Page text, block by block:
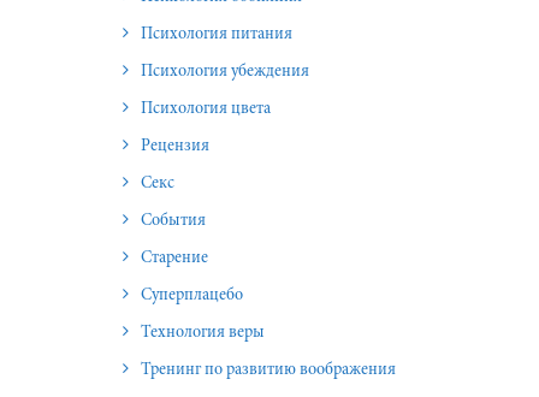
Психология питания
Психология убеждения
Психология цвета
Рецензия
Секс
События
Старение
Суперплацебо
Технология веры
Тренинг по развитию воображения